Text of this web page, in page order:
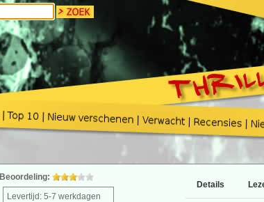
Beoordeling:
Levertijd: 5-7 werkdagen
Details